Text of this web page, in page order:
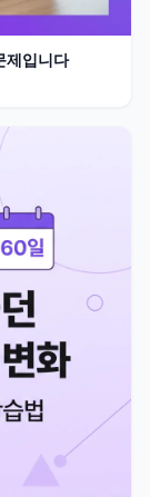
제입니다